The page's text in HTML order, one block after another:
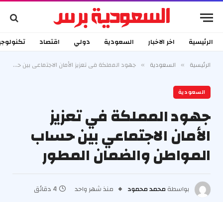
الرئيسية اخر الاخبار السعودية دولي اقتصاد
الرئيسية » السعودية » جهود المملكة في تعزيز الأمان الاجتماعي بين حساب المواطن والضمان المطور
السعودية
جهود المملكة في تعزيز
الأمان الاجتماعي بين حساب
المواطن والضمان المطور
بواسطة محمد محمود منذ شهر واحد 4 دقائق